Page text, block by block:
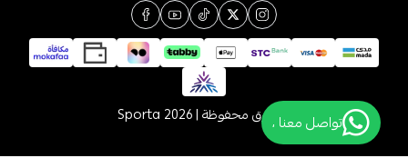
الحقوق محفوظة | 2026 Sporta تواصل معنا ،